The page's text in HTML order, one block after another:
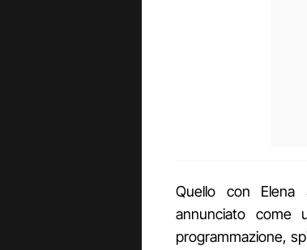
Quello con Elena
annunciato
programmazione,